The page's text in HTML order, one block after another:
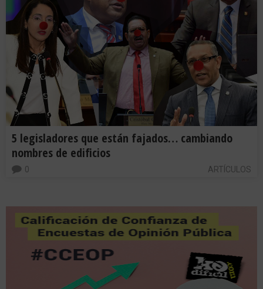
5 legisladores que están fajados… cambiando
nombres de edificios
ARTÍCULOS
0